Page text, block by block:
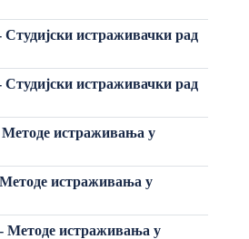
истраживачки рад
истраживачки рад
истраживања у
истраживања у
истраживања у